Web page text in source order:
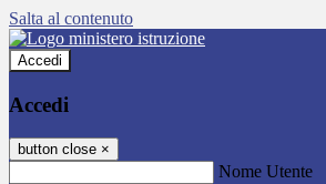
Salta al contenuto
Accedi
Accedi
button close ×
Nome Utente